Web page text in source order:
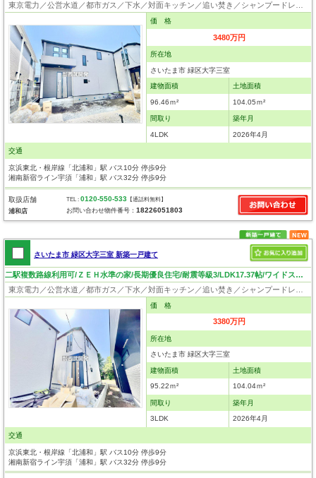
東京電力／公営水道／都市ガス／下水／対面キッチン／追い焚き／シャンプードレッサー／浴室換気乾燥機／ウォシュレット／システムキッチン／浄水器／床下収納／ウォークインクローゼット／フローリング／クローゼット／バリアフリー／住宅性能評価付き／設計住宅性能評価付／建設住宅性能評価付／長期優良住宅
価 格
3480万円
所在地
さいたま市 緑区大字三室
建物面積
96.46ｍ²
土地面積
104.05ｍ²
間取り
4LDK
築年月
2026年4月
交通
京浜東北・根岸線「北浦和」駅 バス10分 停歩9分
湘南新宿ライン宇須「浦和」駅 バス32分 停歩9分
取扱店舗
浦和店
TEL :0120-550-533 【通話料無料】
お問い合わせ物件番号：18226051803
さいたま市 緑区大字三室 新築一戸建て
二駅複数路線利用可/ＺＥＨ水準の家/長期優良住宅/耐震等級3/LDK17.37帖/ワイドスパンバルコニー/見学可！
価 格
3380万円
所在地
さいたま市 緑区大字三室
建物面積
95.22ｍ²
土地面積
104.04ｍ²
間取り
3LDK
築年月
2026年4月
交通
京浜東北・根岸線「北浦和」駅 バス10分 停歩9分
湘南新宿ライン宇須「浦和」駅 バス32分 停歩9分